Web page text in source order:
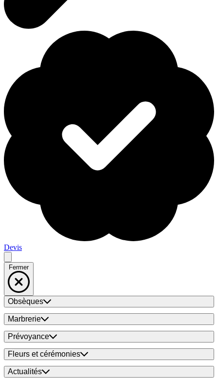
Devis
Fermer
Obsèques
Marbrerie
Prévoyance
Fleurs et cérémonies
Actualités